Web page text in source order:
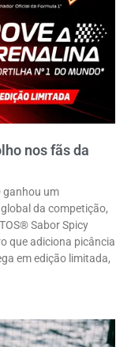
nos fãs da
ganhou um
da competição,
Sabor Spicy
que adiciona picância
em edição limitada,